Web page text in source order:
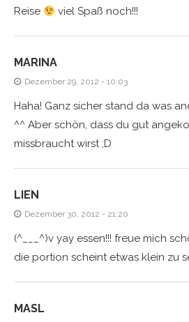
Reise
viel Spaß noch!!!
MARINA
Dezember 29, 2012 - 10:03
Haha! Ganz sicher stand da was
^^ Aber schön, dass du gut
missbraucht wirst ;D
LIEN
Dezember 30, 2012 - 21:20
(^___^)v yay essen!!! freue mich
die portion scheint etwas klein zu
MASL